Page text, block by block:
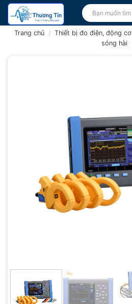
Bỏ
qua
Tìm
kiếm:
Trang chủ / Thiết bị đo điện, động cơ
sóng hài